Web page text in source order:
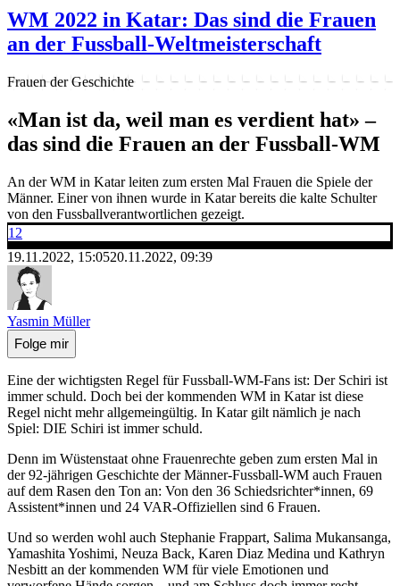
WM 2022 in Katar: Das sind die Frauen
an der Fussball-Weltmeisterschaft
Frauen der Geschichte
«Man ist da, weil man es verdient hat» –
das sind die Frauen an der Fussball-WM
An der WM in Katar leiten zum ersten Mal Frauen die Spiele der
Männer. Einer von ihnen wurde in Katar bereits die kalte Schulter
von den Fussballverantwortlichen gezeigt.
12
19.11.2022, 15:0520.11.2022, 09:39
Yasmin Müller
Folge mir
Eine der wichtigsten Regel für Fussball-WM-Fans ist: Der Schiri ist
immer schuld. Doch bei der kommenden WM in Katar ist diese
Regel nicht mehr allgemeingültig. In Katar gilt nämlich je nach
Spiel: DIE Schiri ist immer schuld.
Denn im Wüstenstaat ohne Frauenrechte geben zum ersten Mal in
der 92-jährigen Geschichte der Männer-Fussball-WM auch Frauen
auf dem Rasen den Ton an: Von den 36 Schiedsrichter*innen, 69
Assistent*innen und 24 VAR-Offiziellen sind 6 Frauen.
Und so werden wohl auch Stephanie Frappart, Salima Mukansanga,
Yamashita Yoshimi, Neuza Back, Karen Diaz Medina und Kathryn
Nesbitt an der kommenden WM für viele Emotionen und